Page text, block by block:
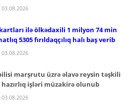
03.08.2026
ilə ölkədaxili 1 milyon 74 min
5305 fırıldaqçılıq halı baş verib
03.08.2026
marşrutu üzrə əlavə reysin təşkili
hazırlıq işləri müzakirə olunub
03.08.2026